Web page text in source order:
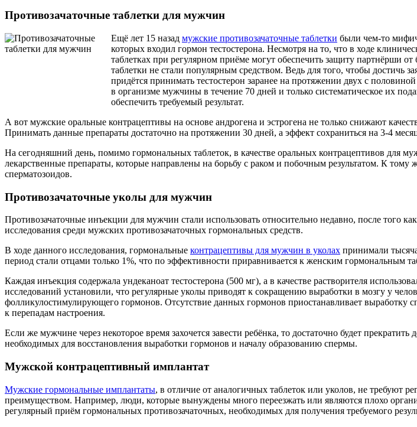
Противозачаточные таблетки для мужчин
Ещё лет 15 назад мужские противозачаточные таблетки были чем-то
которых входил гормон тестостерона. Несмотря на то, что в ходе
таблетках при регулярном приёме могут обеспечить защиту партнёрши
таблетки не стали популярным средством. Ведь для того, чтобы достичь
придётся принимать тестостерон заранее на протяжении двух с
в организме мужчины в течение 70 дней и только систематическое их
обеспечить требуемый результат.
А вот мужские оральные контрацептивы на основе андрогена и эстрогена не только снижают
Принимать данные препараты достаточно на протяжении 30 дней, а эффект сохраниться на 3-4
На сегодняшний день, помимо гормональных таблеток, в качестве оральных контрацептивов для
лекарственные препараты, которые направлены на борьбу с раком и побочным результатом. К
сперматозоидов.
Противозачаточные уколы для мужчин
Противозачаточные инъекции для мужчин стали использовать относительно недавно, после того
исследования среди мужских противозачаточных гормональных средств.
В ходе данного исследования, гормональные контрацептивы для мужчин в уколах принимали
период стали отцами только 1%, что по эффективности приравнивается к женским гормональным
Каждая инъекция содержала ундеканоат тестостерона (500 мг), а в качестве растворителя
исследований установили, что регулярные уколы приводят к сокращению выработки в мозгу у
фолликулостимулирующего гормонов. Отсутствие данных гормонов приостанавливает
к перепадам настроения.
Если же мужчине через некоторое время захочется завести ребёнка, то достаточно будет
необходимых для восстановления выработки гормонов и началу образованию спермы.
Мужской контрацептивный имплантат
Мужские гормональные имплантаты, в отличие от аналогичных таблеток или уколов, не требуют
преимуществом. Например, люди, которые вынуждены много переезжать или являются плохо
регулярный приём гормональных противозачаточных, необходимых для получения требуемого